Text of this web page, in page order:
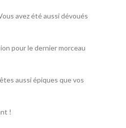
avez été aussi dévoués
pour le dernier morceau
aussi épiques que vos
!